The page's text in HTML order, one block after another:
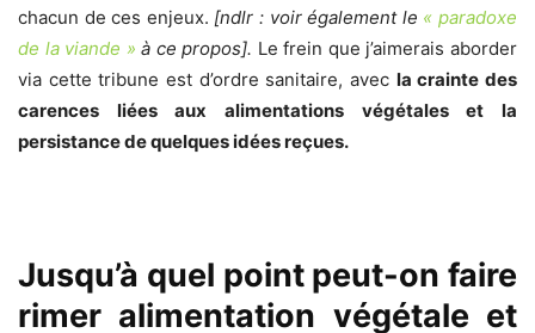
chacun de ces enjeux. [ndlr : voir également le « paradoxe
de la viande » à ce propos]. Le frein que j’aimerais aborder
via cette tribune est d’ordre sanitaire, avec la crainte des
carences liées aux alimentations végétales et la
persistance de quelques idées reçues.
Jusqu’à quel point peut-on faire
rimer alimentation végétale et